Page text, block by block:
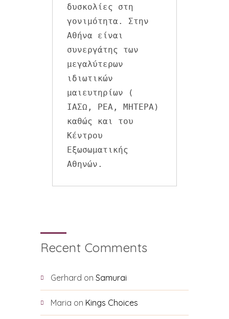
δυσκολίες στη
γονιμότητα. Στην
Αθήνα είναι
συνεργάτης των
μεγαλύτερων
ιδιωτικών
μαιευτηρίων (
ΙΑΣΩ, ΡΕΑ, ΜΗΤΕΡΑ)
καθώς και του
Κέντρου
Εξωσωματικής
Αθηνών.
Recent Comments
Gerhard on Samurai
Maria on Kings Choices